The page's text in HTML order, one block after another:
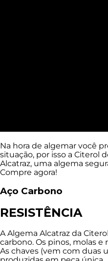
Na hora de algemar você
situação, por isso a Citerol
Alcatraz, uma algema
Compre agora!
Aço Carbono
RESISTÊNCIA
A Algema Alcatraz da
carbono. Os pinos, molas e
As chaves (vem com duas